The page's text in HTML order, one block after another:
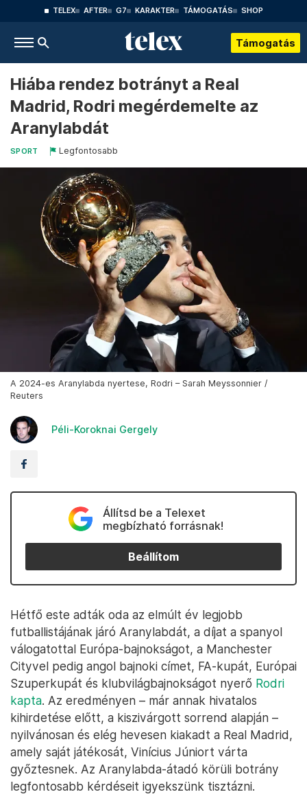
TELEX AFTER G7 KARAKTER TÁMOGATÁS SHOP
Támogatás
Hiába rendez botrányt a Real
Madrid, Rodri megérdemelte az
Aranylabdát
SPORT Legfontosabb
A 2024-es Aranylabda nyertese, Rodri – Sarah Meyssonnier /
Reuters
Péli-Koroknai Gergely
Állítsd be a Telexet
megbízható forrásnak!
Beállítom
Hétfő este adták oda az elmúlt év legjobb
futballistájának járó Aranylabdát, a díjat a spanyol
válogatottal Európa-bajnokságot, a Manchester
Cityvel pedig angol bajnoki címet, FA-kupát, Európai
Szuperkupát és klubvilágbajnokságot nyerő Rodri
kapta. Az eredményen – már annak hivatalos
kihirdetése előtt, a kiszivárgott sorrend alapján –
nyilvánosan és elég hevesen kiakadt a Real Madrid,
amely saját játékosát, Vinícius Júniort várta
győztesnek. Az Aranylabda-átadó körüli botrány
legfontosabb kérdéseit igyekszünk tisztázni.